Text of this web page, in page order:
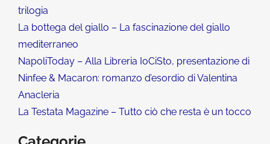
trilogia
La bottega del giallo – La fascinazione del giallo
mediterraneo
NapoliToday – Alla Libreria IoCiSto, presentazione di
Ninfee & Macaron: romanzo d’esordio di Valentina
Anacleria
La Testata Magazine – Tutto ciò che resta è un tocco